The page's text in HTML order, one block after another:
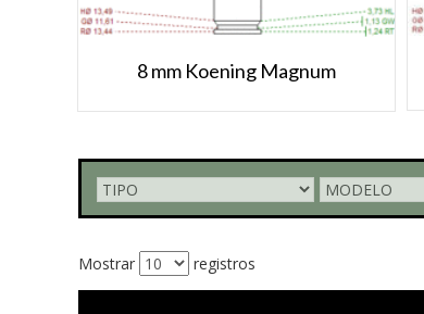
8 mm Koening Magnum
Mostrar registros